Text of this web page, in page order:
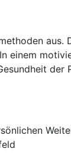
aus.
einem
der